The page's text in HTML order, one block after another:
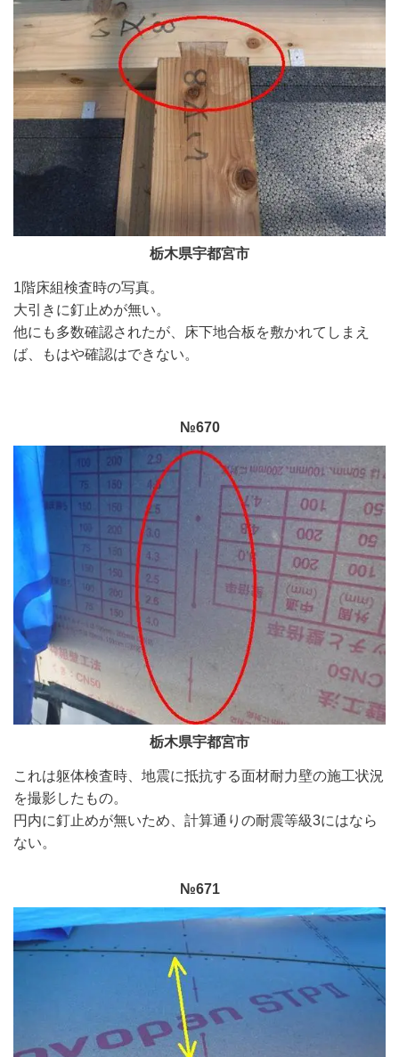
栃木県宇都宮市
1階床組検査時の写真。
大引きに釘止めが無い。
他にも多数確認されたが、床下地合板を敷かれてしまえ
ば、もはや確認はできない。
№670
栃木県宇都宮市
これは躯体検査時、 地震に抵抗する面材耐力壁の施工状況
を撮影したもの。
円内に釘止めが無いため、計算通りの耐震等級3にはなら
ない。
№671